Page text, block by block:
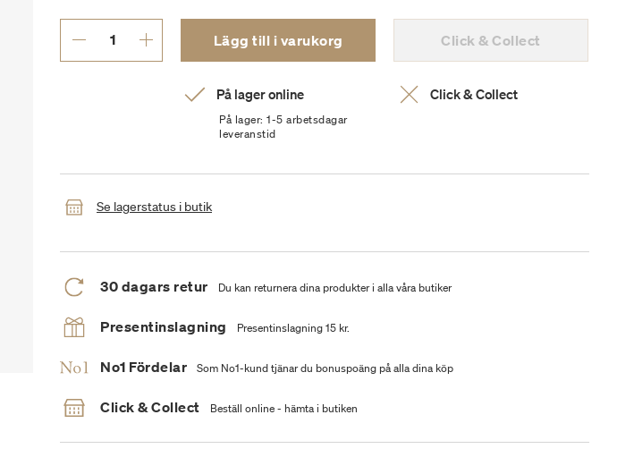
Lägg till i varukorg Click & Collect
På lager online
På lager: 1-5 arbetsdagar
leveranstid
Click & Collect
Se lagerstatus i butik
30 dagars retur Du kan returnera dina produkter i alla våra butiker
Presentinslagning Presentinslagning 15 kr.
No1 Fördelar Som No1-kund tjänar du bonuspoäng på alla dina köp
Click & Collect Beställ online - hämta i butiken